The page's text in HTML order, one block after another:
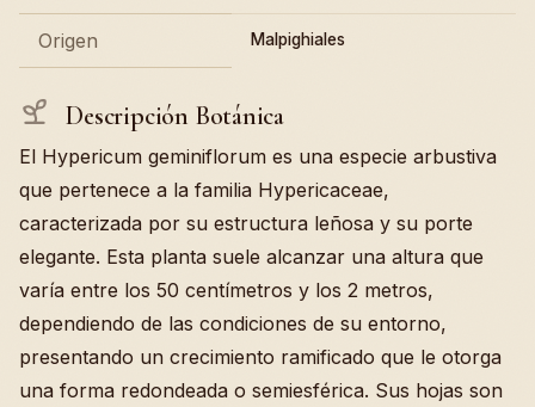
Origen Malpighiales
Descripción Botánica
El Hypericum geminiflorum es una especie arbustiva
que pertenece a la familia Hypericaceae,
caracterizada por su estructura leñosa y su porte
elegante. Esta planta suele alcanzar una altura que
varía entre los 50 centímetros y los 2 metros,
dependiendo de las condiciones de su entorno,
presentando un crecimiento ramificado que le otorga
una forma redondeada o semiesférica. Sus hojas son